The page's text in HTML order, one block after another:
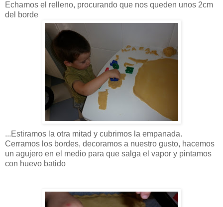
Echamos el relleno, procurando que nos queden unos 2cm
del borde
...Estiramos la otra mitad y cubrimos la empanada.
Cerramos los bordes, decoramos a nuestro gusto, hacemos
un agujero en el medio para que salga el vapor y pintamos
con huevo batido